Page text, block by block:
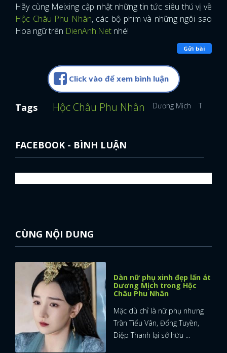
Hãy cùng Meixing cập nhật những tin tức siêu thú vị về
Hộc Châu Phu Nhân, các bộ phim và những ngôi sao
Hoa ngữ trên DienAnh.Net nhé!
Gửi bài
Click vào để xem bình luận
Tags Hộc Châu Phu Nhân Dương Mịch Trần Vỹ
FACEBOOK - BÌNH LUẬN
CÙNG NỘI DUNG
Dàn nữ phụ xinh đẹp lấn át
Dương Mịch trong Hộc
Châu Phu Nhân
Mặc dù chỉ là nữ phụ nhưng
Trần Tiểu Vân, Đổng Tuyền,
Diệp Thanh lại sở hữu ...